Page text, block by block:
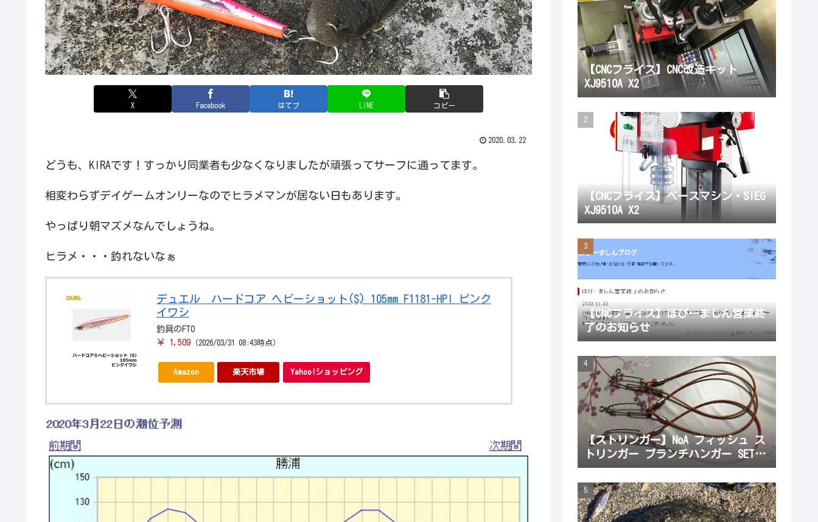
X Facebook はてブ LINE コピー
2020.03.22
どうも、KIRAです！すっかり同業者も少なくなりましたが頑張ってサーフに通ってます。
相変わらずデイゲームオンリーなのでヒラメマンが居ない日もあります。
やっぱり朝マズメなんでしょうね。
ヒラメ・・・釣れないなぁ
デュエル ハードコア ヘビーショット(S) 105mm F1181-HPI ピンク
イワシ
釣具のFTO
￥ 1,509（2026/03/31 08:43時点）
Amazon 楽天市場 Yahoo!ショッピング
【CNCフライス】CNC改造キット
XJ9510A X2
【CNCフライス】ベースマシン・SIEG
XJ9510A X2
【CNCフライス】ほびーましん営業終
了のお知らせ
【ストリンガー】NoA フィッシュ ス
トリンガー ブランチハンガー SET
魚を掛ける部分を購入してみた。初
心者でも使いやすかったよ